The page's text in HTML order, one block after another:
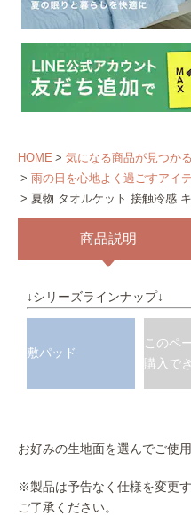
HOME
気になる商品が見つか
雨の日を心地よく過ごすアイ
夏物 タオルケット 接触冷感
商品説明
↓シリーズラインナップ↓
敷パッド
このペ
購入で
お好みの生地面を選んでご使
※製品は予告なく仕様を変更
ご了承ください。